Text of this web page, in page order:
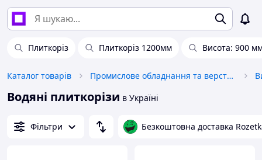
Плиткоріз Плиткоріз 1200мм Висота: 900
Каталог товарів Промислове обладнання та верстати
Водяні плиткорізи в Україні
Фільтри Безкоштовна доставка